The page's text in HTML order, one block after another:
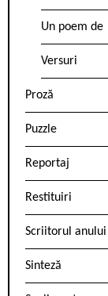
Un poem de
Versuri
Proză
Puzzle
Reportaj
Restituiri
Scriitorul anului
Sinteză